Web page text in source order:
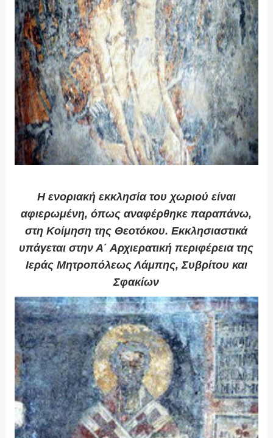
Η ενοριακή εκκλησία του χωριού είναι
αφιερωμένη, όπως αναφέρθηκε παραπάνω,
στη Κοίμηση της Θεοτόκου. Εκκλησιαστικά
υπάγεται στην Α΄ Αρχιερατική περιφέρεια της
Ιεράς Μητροπόλεως Λάμπης, Συβρίτου και
Σφακίων